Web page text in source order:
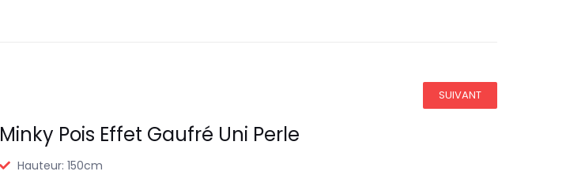
SUIVANT
Minky Pois Effet Gaufré Uni Perle
Hauteur: 150cm